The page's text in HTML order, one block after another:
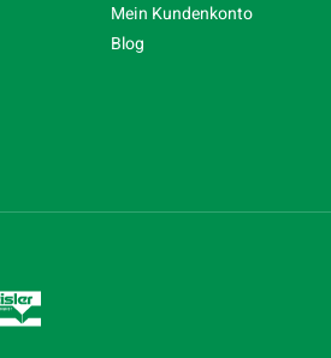
Mein Kundenkonto
Blog